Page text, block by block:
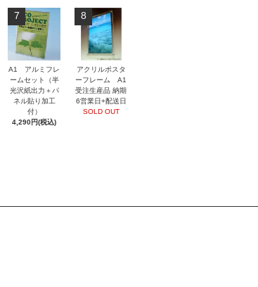
7
A1 アルミフレ
ームセット（半
光沢紙出力＋パ
ネル貼り加工
付）
4,290円(税込)
8
アクリルポスタ
ーフレーム A1
受注生産品 納期
6営業日+配送日
SOLD OUT